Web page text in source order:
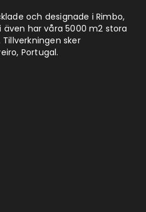
och designade i Rimbo,
har våra 5000 m2 stora
sker
Portugal.